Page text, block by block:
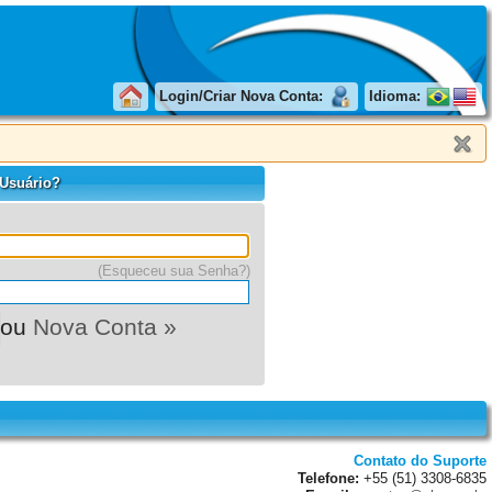
Login/Criar Nova Conta: Idioma:
(Esqueceu sua Senha?)
ou Nova Conta »
Contato do Suporte
Telefone: +55 (51) 3308-6835